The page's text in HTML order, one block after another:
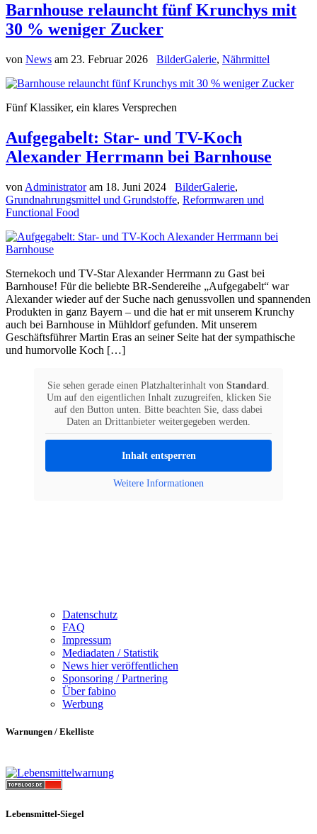
Barnhouse relauncht fünf Krunchys mit
30 % weniger Zucker
von News am 23. Februar 2026 BilderGalerie, Nährmittel
Fünf Klassiker, ein klares Versprechen
Aufgegabelt: Star- und TV-Koch
Alexander Herrmann bei Barnhouse
von Administratoram 18. Juni 2024 BilderGalerie,
Grundnahrungsmittel und Grundstoffe, Reformwaren und
Functional Food
Sternekoch und TV-Star Alexander Herrmann zu Gast bei
Barnhouse! Für die beliebte BR-Sendereihe „Aufgegabelt“ war
Alexander wieder auf der Suche nach genussvollen und spannenden
Produkten in ganz Bayern – und die hat er mit unserem Krunchy
auch bei Barnhouse in Mühldorf gefunden. Mit unserem
Geschäftsführer Martin Eras an seiner Seite hat der sympathische
und humorvolle Koch […]
Sie sehen gerade einen Platzhalterinhalt von Standard.
Um auf den eigentlichen Inhalt zuzugreifen, klicken Sie
auf den Button unten. Bitte beachten Sie, dass dabei
Daten an Drittanbieter weitergegeben werden.
Inhalt entsperren
Weitere Informationen
Datenschutz
FAQ
Impressum
Mediadaten / Statistik
News hier veröffentlichen
Sponsoring / Partnering
Über fabino
Werbung
Warnungen / Ekelliste
Lebensmittel-Siegel